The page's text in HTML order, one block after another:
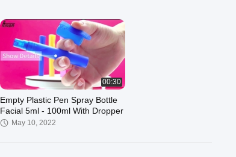
00:30
Empty Plastic Pen Spray Bottle
Facial 5ml - 100ml With Dropper
May 10, 2022